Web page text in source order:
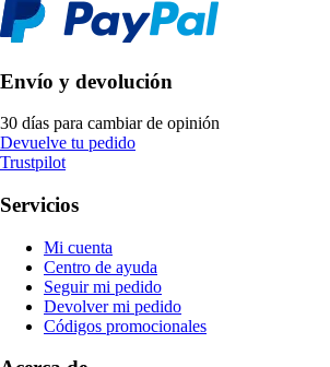
Envío y devolución
30 días para cambiar de opinión
Devuelve tu pedido
Trustpilot
Servicios
Mi cuenta
Centro de ayuda
Seguir mi pedido
Devolver mi pedido
Códigos promocionales